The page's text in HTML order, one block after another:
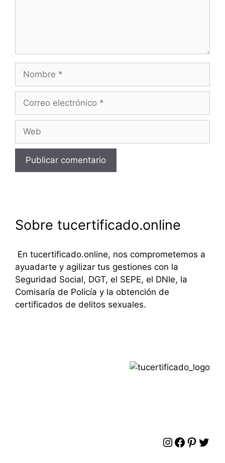
Nombre
Correo
Web
Sobre tucertificado.online
En tucertificado.online, nos comprometemos a
ayuadarte y agilizar tus gestiones con la
Seguridad Social, DGT, el SEPE, el DNIe, la
Comisaría de Policía y la obtención de
certificados de delitos sexuales.
Instagram